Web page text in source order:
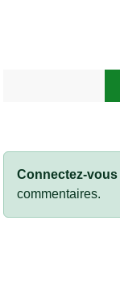
Connectez-vous
commentaires.